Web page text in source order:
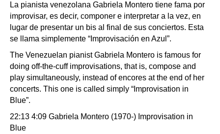
La pianista venezolana Gabriela Montero tiene fama por
improvisar, es decir, componer e interpretar a la vez, en
lugar de presentar un bis al final de sus conciertos. Esta
se llama simplemente “Improvisación en Azul”.
The Venezuelan pianist Gabriela Montero is famous for
doing off-the-cuff improvisations, that is, compose and
play simultaneously, instead of encores at the end of her
concerts. This one is called simply “Improvisation in
Blue”.
22:13 4:09 Gabriela Montero (1970-) Improvisation in
Blue